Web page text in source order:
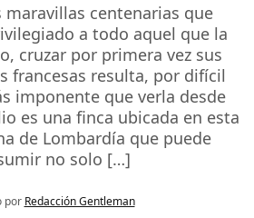
maravillas centenarias que
a todo aquel que la
cruzar por primera vez sus
francesas resulta, por difícil
imponente que verla desde
es una finca ubicada en esta
de Lombardía que puede
no solo […]
por Redacción Gentleman